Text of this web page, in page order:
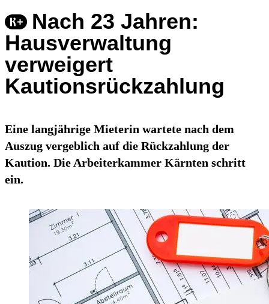
Nach 23 Jahren:
Hausverwaltung
verweigert
Kautionsrückzahlung
Eine langjährige Mieterin wartete nach dem
Auszug vergeblich auf die Rückzahlung der
Kaution. Die Arbeiterkammer Kärnten schritt
ein.